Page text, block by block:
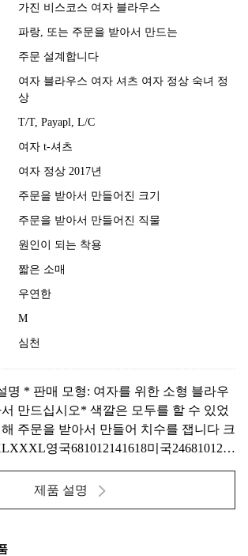
가진 비스코스 여자 블라우스
파랑, 또는 주문을 받아서 만드는
주문 설계합니다
여자 블라우스 여자 셔츠 여자 정상 숙녀 정
상
T/T, Payapl, L/C
여자 t-셔츠
여자 정상 2017년
주문을 받아서 만들어진 크기
주문을 받아서 만들어진 직물
원인이 되는 착용
짧은 소매
우연한
M
심천
명 * 판매 모형: 여자를 위한 소형 블라우
만드십시오* 색깔은 모두를 할 수 있었
주문을 받아서 만들어 치수를 잽니다 크
영국681012141618미국2468101214
화적인, 다른 사람MOQ300 조각 각 색깔
제품 설명